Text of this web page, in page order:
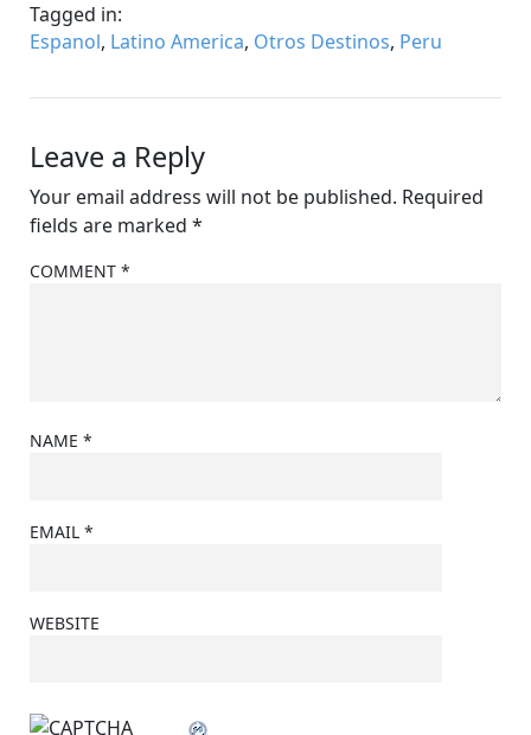
Tagged in:
Espanol, Latino America, Otros Destinos, Peru
Leave a Reply
Your email address will not be published. Required
fields are marked *
COMMENT *
NAME *
EMAIL *
WEBSITE